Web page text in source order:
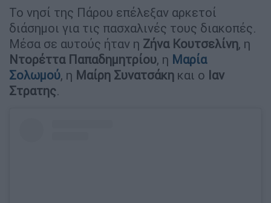
Το νησί της Πάρου επέλεξαν αρκετοί
διάσημοι για τις πασχαλινές τους διακοπές.
Μέσα σε αυτούς ήταν η Ζήνα Κουτσελίνη, η
Ντορέττα Παπαδημητρίου, η Μαρία
Σολωμού, η Μαίρη Συνατσάκη και ο Ιαν
Στρατης.